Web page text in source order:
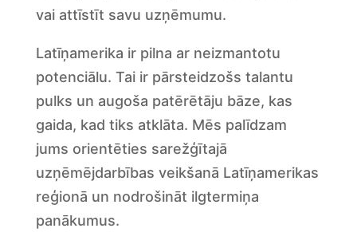
vai attīstīt savu uzņēmumu.
Latīņamerika ir pilna ar neizmantotu
potenciālu. Tai ir pārsteidzošs talantu
pulks un augoša patērētāju bāze, kas
gaida, kad tiks atklāta. Mēs palīdzam
jums orientēties sarežģītajā
uzņēmējdarbības veikšanā Latīņamerikas
reģionā un nodrošināt ilgtermiņa
panākumus.